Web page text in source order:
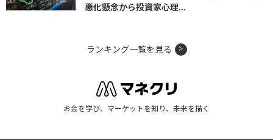
悪化懸念から投資家心理...
ランキング一覧を見る
お金を学び、マーケットを知り、未来を描く